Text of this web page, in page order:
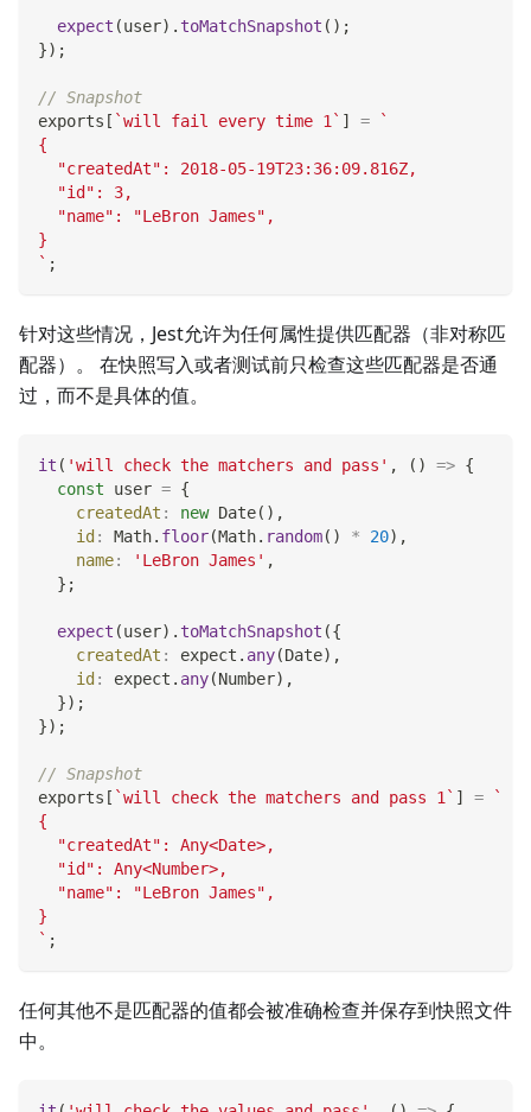
expect (user) . toMatchSnapshot ( ) ;
}) ;
// Snapshot
exports [ `will fail every time 1 ` ] =
`
{
  "createdAt": 2018-05-19T23:36:09.816Z,
  "id": 3,
  "name": "LeBron James",
}
` ;
针对这些情况，Jest允许为任何属性提供匹配器（非对称匹
配器）。 在快照写入或者测试前只检查这些匹配器是否通
过，而不是具体的值。
it ( 'will check the matchers and pass' , ( ) => {
const user = {
createdAt : new Date( ) ,
id : Math. floor(Math. random( ) * 20) ,
name: 'LeBron James' ,
} ;
expect (user) . toMatchSnapshot ({
createdAt : expect . any(Date) ,
id : expect . any(Number) ,
}) ;
}) ;
// Snapshot
exports [ `will check the matchers and pass 1 ` ] =
`
{
  "createdAt": Any<Date>,
  "id": Any<Number>,
  "name": "LeBron James",
}
` ;
任何其他不是匹配器的值都会被准确检查并保存到快照文件
中。